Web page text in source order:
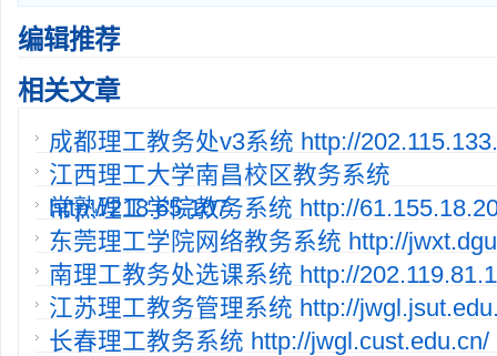
编辑推荐
相关文章
成都理工教务处v3系统 http://
江西理工大学南昌校区教务系统
http://218.65.107.
常熟理工学院教务系统 http://
东莞理工学院网络教务系统 http://
南理工教务处选课系统 http://
江苏理工教务管理系统 http://
长春理工教务系统 http://jwgl.cust.edu.cn/